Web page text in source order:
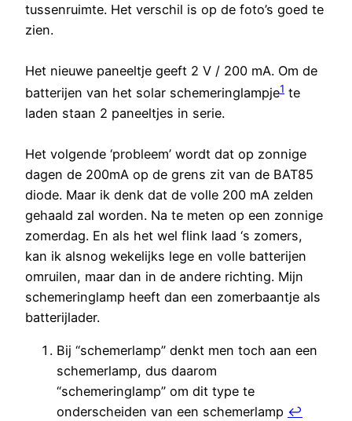
tussenruimte. Het verschil is op de foto’s goed te
zien.
Het nieuwe paneeltje geeft 2 V / 200 mA. Om de
batterijen van het solar schemeringlampje1 te
laden staan 2 paneeltjes in serie.
Het volgende ‘probleem’ wordt dat op zonnige
dagen de 200mA op de grens zit van de BAT85
diode. Maar ik denk dat de volle 200 mA zelden
gehaald zal worden. Na te meten op een zonnige
zomerdag. En als het wel flink laad ‘s zomers,
kan ik alsnog wekelijks lege en volle batterijen
omruilen, maar dan in de andere richting. Mijn
schemeringlamp heeft dan een zomerbaantje als
batterijlader.
Bij “schemerlamp” denkt men toch aan een
schemerlamp, dus daarom
“schemeringlamp” om dit type te
onderscheiden van een schemerlamp ↩︎